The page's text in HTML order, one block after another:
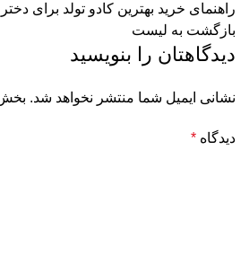
راهنمای خرید بهترین کادو تولد برای دختر
بازگشت به لیست
دیدگاهتان را بنویسید
نشانی ایمیل شما منتشر نخواهد شد.
دیدگاه *